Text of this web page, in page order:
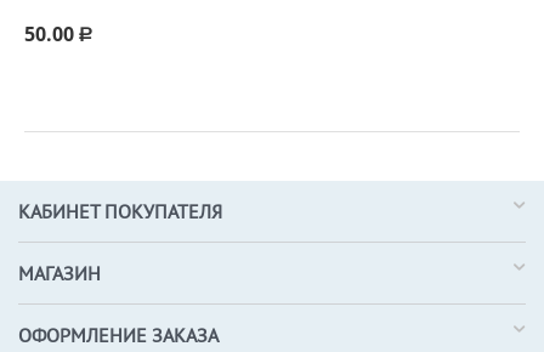
50.00 Р
КАБИНЕТ ПОКУПАТЕЛЯ
МАГАЗИН
ОФОРМЛЕНИЕ ЗАКАЗА